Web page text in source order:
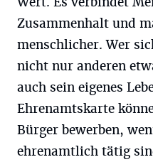
Zusammenhalt und
menschlicher. Wer
nicht nur anderen
auch sein eigenes
Ehrenamtskarte
Bürger bewerben,
ehrenamtlich tätig